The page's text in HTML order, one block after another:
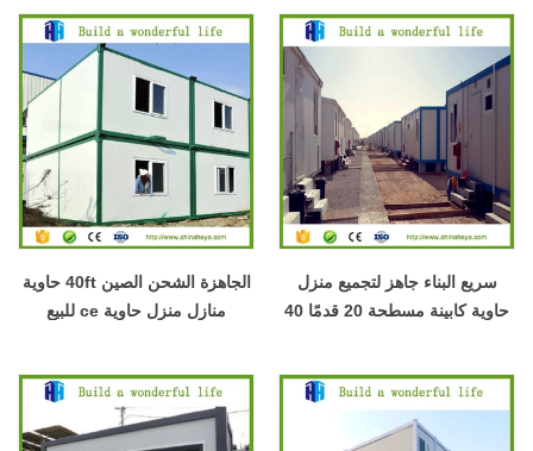
الجاهزة الشحن الصين 40ft حاوية
منازل منزل حاوية ce للبيع
سريع البناء جاهز لتجميع منزل
حاوية كابينة مسطحة 20 قدمًا 40